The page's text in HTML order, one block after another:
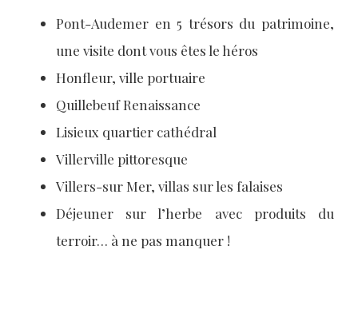
Pont-Audemer en 5 trésors du patrimoine,
une visite dont vous êtes le héros
Honfleur, ville portuaire
Quillebeuf Renaissance
Lisieux quartier cathédral
Villerville pittoresque
Villers-sur Mer, villas sur les falaises
Déjeuner sur l’herbe avec produits du
terroir… à ne pas manquer !